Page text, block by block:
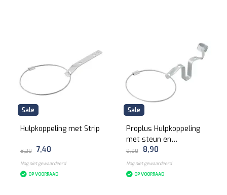
Sale
Hulpkoppeling met Strip
8,20 7,40
Nog niet gewaardeerd
OP VOORRAAD
Sale
Proplus Hulpkoppeling
met steun en
stekkerhouder
9,90 8,90
Nog niet gewaardeerd
OP VOORRAAD